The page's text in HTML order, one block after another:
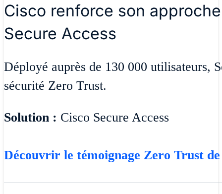
Cisco renforce son
Secure Access
Déployé auprès de 130 000 utilisateurs,
sécurité Zero Trust.
Solution : Cisco Secure Access
Découvrir le témoignage Zero Trust